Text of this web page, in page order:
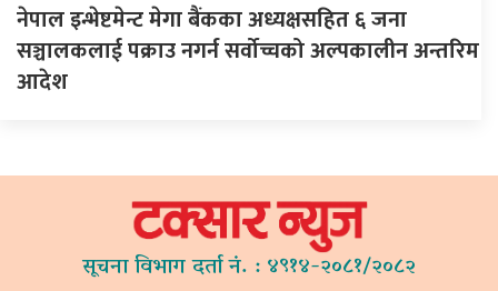
नेपाल इन्भेष्टमेन्ट मेगा बैंकका अध्यक्षसहित ६ जना
सञ्चालकलाई पक्राउ नगर्न सर्वोच्चको अल्पकालीन अन्तरिम
आदेश
सूचना विभाग दर्ता नं. : ४९१४-२०८१/२०८२